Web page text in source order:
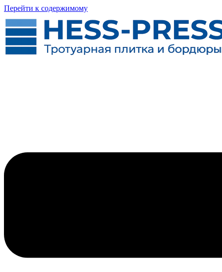
Перейти к содержимому